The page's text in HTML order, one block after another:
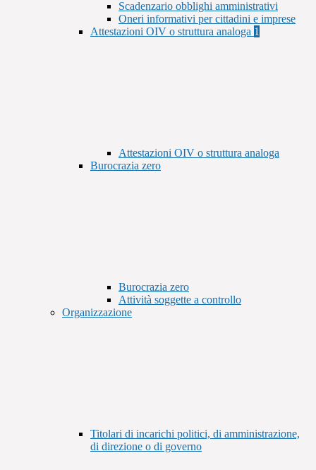
Scadenzario obblighi amministrativi
Oneri informativi per cittadini e imprese
Attestazioni OIV o struttura analoga 1
Attestazioni OIV o struttura analoga
Burocrazia zero
Burocrazia zero
Attività soggette a controllo
Organizzazione
Titolari di incarichi politici, di amministrazione,
di direzione o di governo